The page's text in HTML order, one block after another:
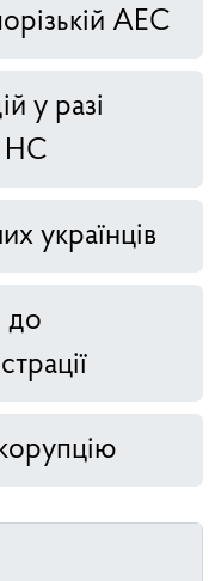
АЕС
у разі
НС
українців
до